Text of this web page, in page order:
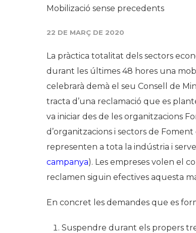
Mobilizació sense precedents
22 DE MARÇ DE 2020
La pràctica totalitat dels sectors
durant les últimes 48 hores una
celebrarà demà el seu Consell de
tracta d’una reclamació que es
va iniciar des de les organitzacions
d’organitzacions i sectors de
representen a tota la indústria i
campanya). Les empreses volen el
reclamen siguin efectives aquesta
En concret les demandes que es
Suspendre durant els propers